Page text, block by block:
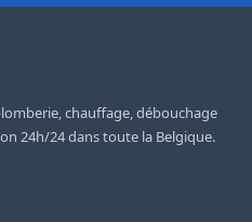
chauffage, débouchage
24h/24 dans toute la Belgique.